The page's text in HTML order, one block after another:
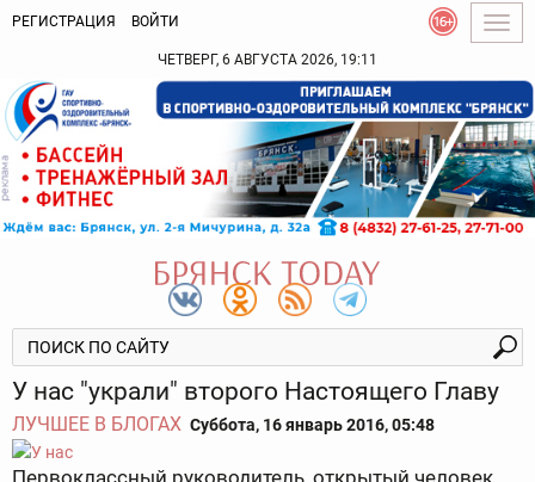
РЕГИСТРАЦИЯ ВОЙТИ
ЧЕТВЕРГ, 6 АВГУСТА 2026, 19:11
У нас "украли" второго Настоящего Главу
ЛУЧШЕЕ В БЛОГАХ Суббота, 16 январь 2016, 05:48